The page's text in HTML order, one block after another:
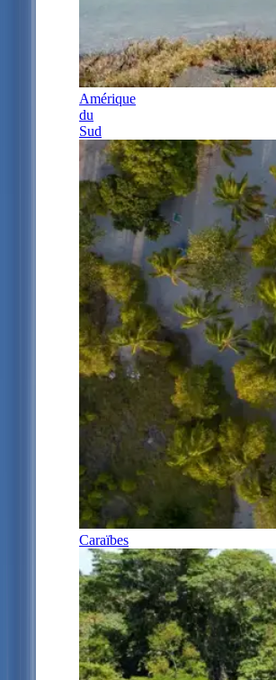
Amérique
du
Sud
Caraïbes